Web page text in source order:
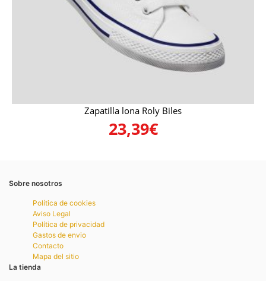
Zapatilla lona Roly Biles
23,39€
Sobre nosotros
Política de cookies
Aviso Legal
Política de privacidad
Gastos de envio
Contacto
Mapa del sitio
La tienda